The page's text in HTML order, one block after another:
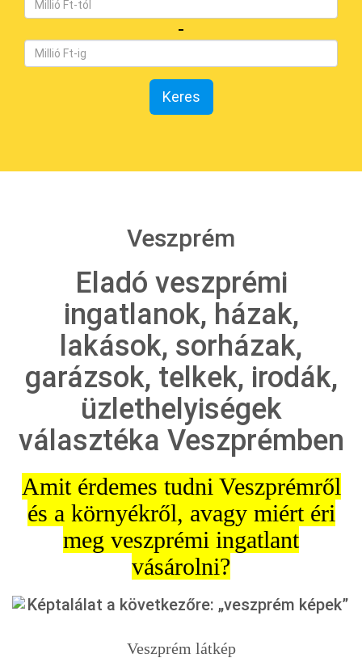
-
Keres
Veszprém
Eladó veszprémi
ingatlanok, házak,
lakások, sorházak,
garázsok, telkek, irodák,
üzlethelyiségek
választéka Veszprémben
Amit érdemes tudni Veszprémről
és a környékről, avagy miért éri
meg veszprémi ingatlant
vásárolni?
Veszprém látkép